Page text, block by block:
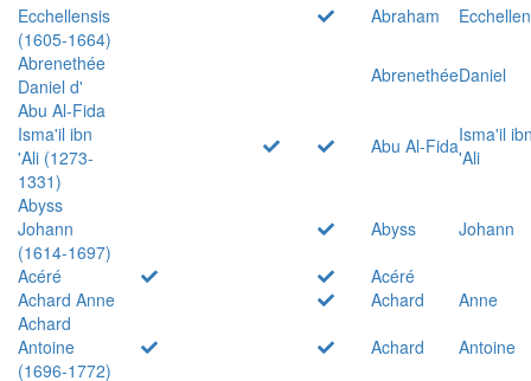
Ecchellensis
(1605-1664)
Abraham
Abrenethée
Daniel d'
AbrenethéeDaniel
Abu Al-Fida
Isma'il ibn
'Ali (1273-
1331)
Abu Al-FidaIsma'il
'Ali
Abyss
Johann
(1614-1697)
Abyss
Johann
Acéré
Acéré
Achard Anne
Achard
Anne
Achard
Antoine
(1696-1772)
Achard
Antoine